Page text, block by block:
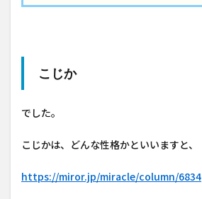
こじか
でした。
こじかは、どんな性格かといいますと、
https://miror.jp/miracle/column/6834